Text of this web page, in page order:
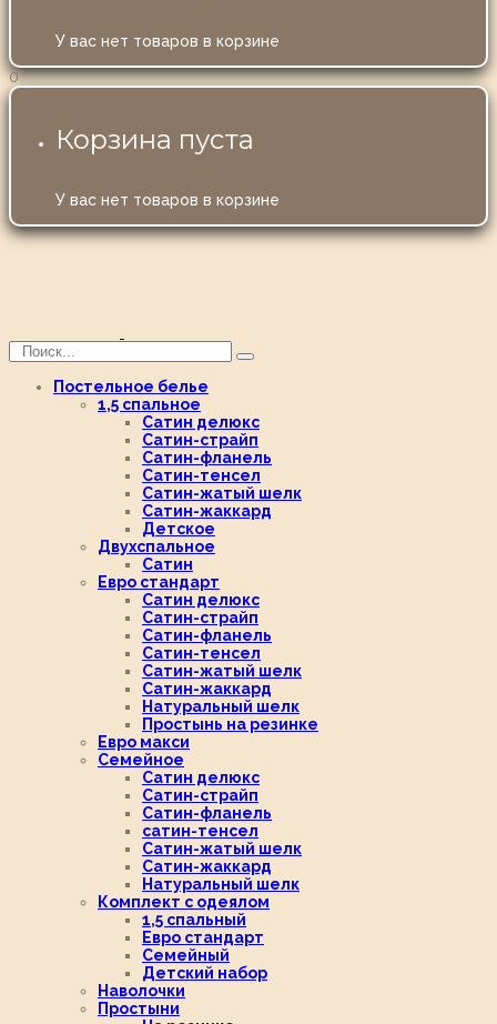
У вас нет товаров в корзине
0
Корзина пуста
У вас нет товаров в корзине
Постельное белье
1,5 спальное
Сатин делюкс
Сатин-страйп
Сатин-фланель
Сатин-тенсел
Сатин-жатый шелк
Сатин-жаккард
Детское
Двухспальное
Сатин
Евро стандарт
Сатин делюкс
Сатин-страйп
Сатин-фланель
Сатин-тенсел
Сатин-жатый шелк
Сатин-жаккард
Натуральный шелк
Простынь на резинке
Евро макси
Семейное
Сатин делюкс
Сатин-страйп
Сатин-фланель
сатин-тенсел
Сатин-жатый шелк
Сатин-жаккард
Натуральный шелк
Комплект с одеялом
1,5 спальный
Евро стандарт
Семейный
Детский набор
Наволочки
Простыни